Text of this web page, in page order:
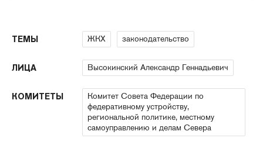
ТЕМЫ ЖКХ законодательство
ЛИЦА Высокинский Александр Геннадьевич
КОМИТЕТЫ
Комитет Совета Федерации по
федеративному устройству,
региональной политике, местному
самоуправлению и делам Севера